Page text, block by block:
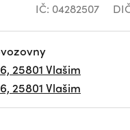
IČ: 04282507
25801 Vlašim
25801 Vlašim